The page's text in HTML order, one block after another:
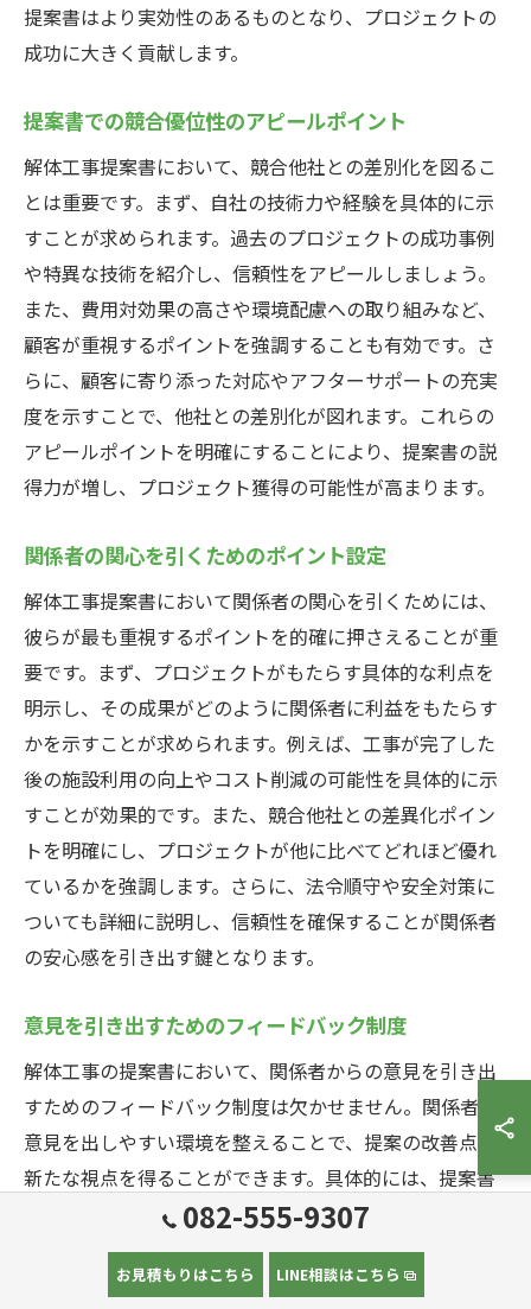
提案書はより実効性のあるものとなり、プロジェクトの
成功に大きく貢献します。
提案書での競合優位性のアピールポイント
解体工事提案書において、競合他社との差別化を図るこ
とは重要です。まず、自社の技術力や経験を具体的に示
すことが求められます。過去のプロジェクトの成功事例
や特異な技術を紹介し、信頼性をアピールしましょう。
また、費用対効果の高さや環境配慮への取り組みなど、
顧客が重視するポイントを強調することも有効です。さ
らに、顧客に寄り添った対応やアフターサポートの充実
度を示すことで、他社との差別化が図れます。これらの
アピールポイントを明確にすることにより、提案書の説
得力が増し、プロジェクト獲得の可能性が高まります。
関係者の関心を引くためのポイント設定
解体工事提案書において関係者の関心を引くためには、
彼らが最も重視するポイントを的確に押さえることが重
要です。まず、プロジェクトがもたらす具体的な利点を
明示し、その成果がどのように関係者に利益をもたらす
かを示すことが求められます。例えば、工事が完了した
後の施設利用の向上やコスト削減の可能性を具体的に示
すことが効果的です。また、競合他社との差異化ポイン
トを明確にし、プロジェクトが他に比べてどれほど優れ
ているかを強調します。さらに、法令順守や安全対策に
ついても詳細に説明し、信頼性を確保することが関係者
の安心感を引き出す鍵となります。
意見を引き出すためのフィードバック制度
解体工事の提案書において、関係者からの意見を引き出
すためのフィードバック制度は欠かせません。関係者が
意見を出しやすい環境を整えることで、提案の改善点や
新たな視点を得ることができます。具体的には、提案書
提出後にフィードバックを求めるための会議を設定し、
関係者からの建設的な批評を受け入れる姿勢を示すこと
が重要です。この際、オンラインプラットフォームを活
082-555-9307
お見積もりはこちら LINE相談はこちら